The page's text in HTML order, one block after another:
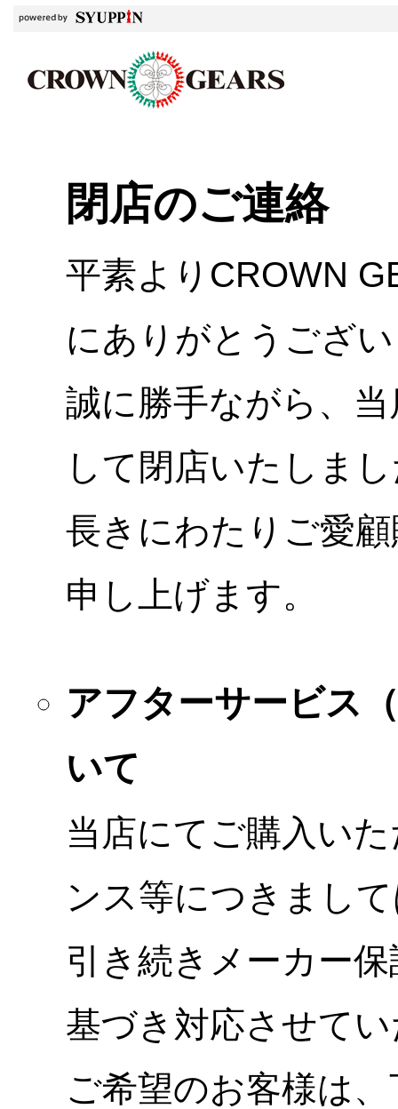
閉店のご連絡
平素よりCROWN
にありがとうござ
誠に勝手ながら、
して閉店いたしま
長きにわたりご愛
申し上げます。
アフターサービス
いて
当店にてご購入い
ンス等につきまし
引き続きメーカー
基づき対応させて
ご希望のお客様は